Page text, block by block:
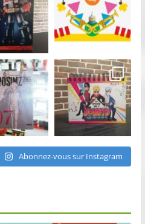
Abonnez-vous sur Instagram